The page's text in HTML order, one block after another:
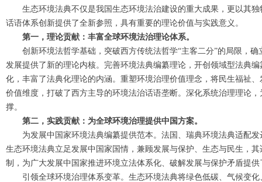
生态环境法典不仅是我国生态环境法治建设的重大成果，更以其
话语体系创新提供了全新参照，具有重要的理论价值与实践意义。
第一，理论贡献：丰富全球环境法治理论体系。
创新环境法哲学基础，突破西方传统法哲学“主客二分”的局限，
发展提供了新的理论内核。完善环境法典编纂理论，开创领域型法典
化，丰富了法典化理论的内涵。重塑环境治理价值理念，将民生福祉
价值维度，打破了西方主导的环境法治话语垄断。深化系统治理理论
撑。
第二，实践贡献：为全球环境治理提供中国方案。
为发展中国家环境法典编纂提供范本。法国、瑞典环境法典适配
生态环境法典立足发展中国家国情，兼顾发展与保护、生态与民生，
制，为广大发展中国家推进环境立法体系化、破解发展与保护矛盾提
引领全球环境治理体系变革。生态环境法典将绿色低碳、气候变